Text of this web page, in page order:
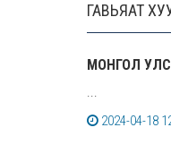
ГАВЬЯАТ
МОНГОЛ
...
2024-04-18